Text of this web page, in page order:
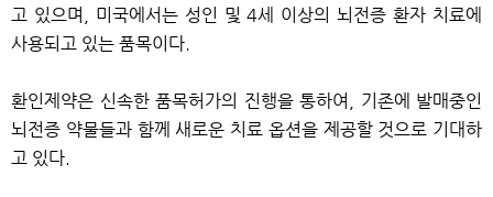
고 있으며, 미국에서는 성인 및 4세 이상의 뇌전증 환자 치료에
사용되고 있는 품목이다.
환인제약은 신속한 품목허가의 진행을 통하여, 기존에 발매중인
뇌전증 약물들과 함께 새로운 치료 옵션을 제공할 것으로 기대하
고 있다.